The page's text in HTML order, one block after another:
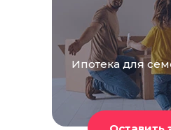
Ипотека для